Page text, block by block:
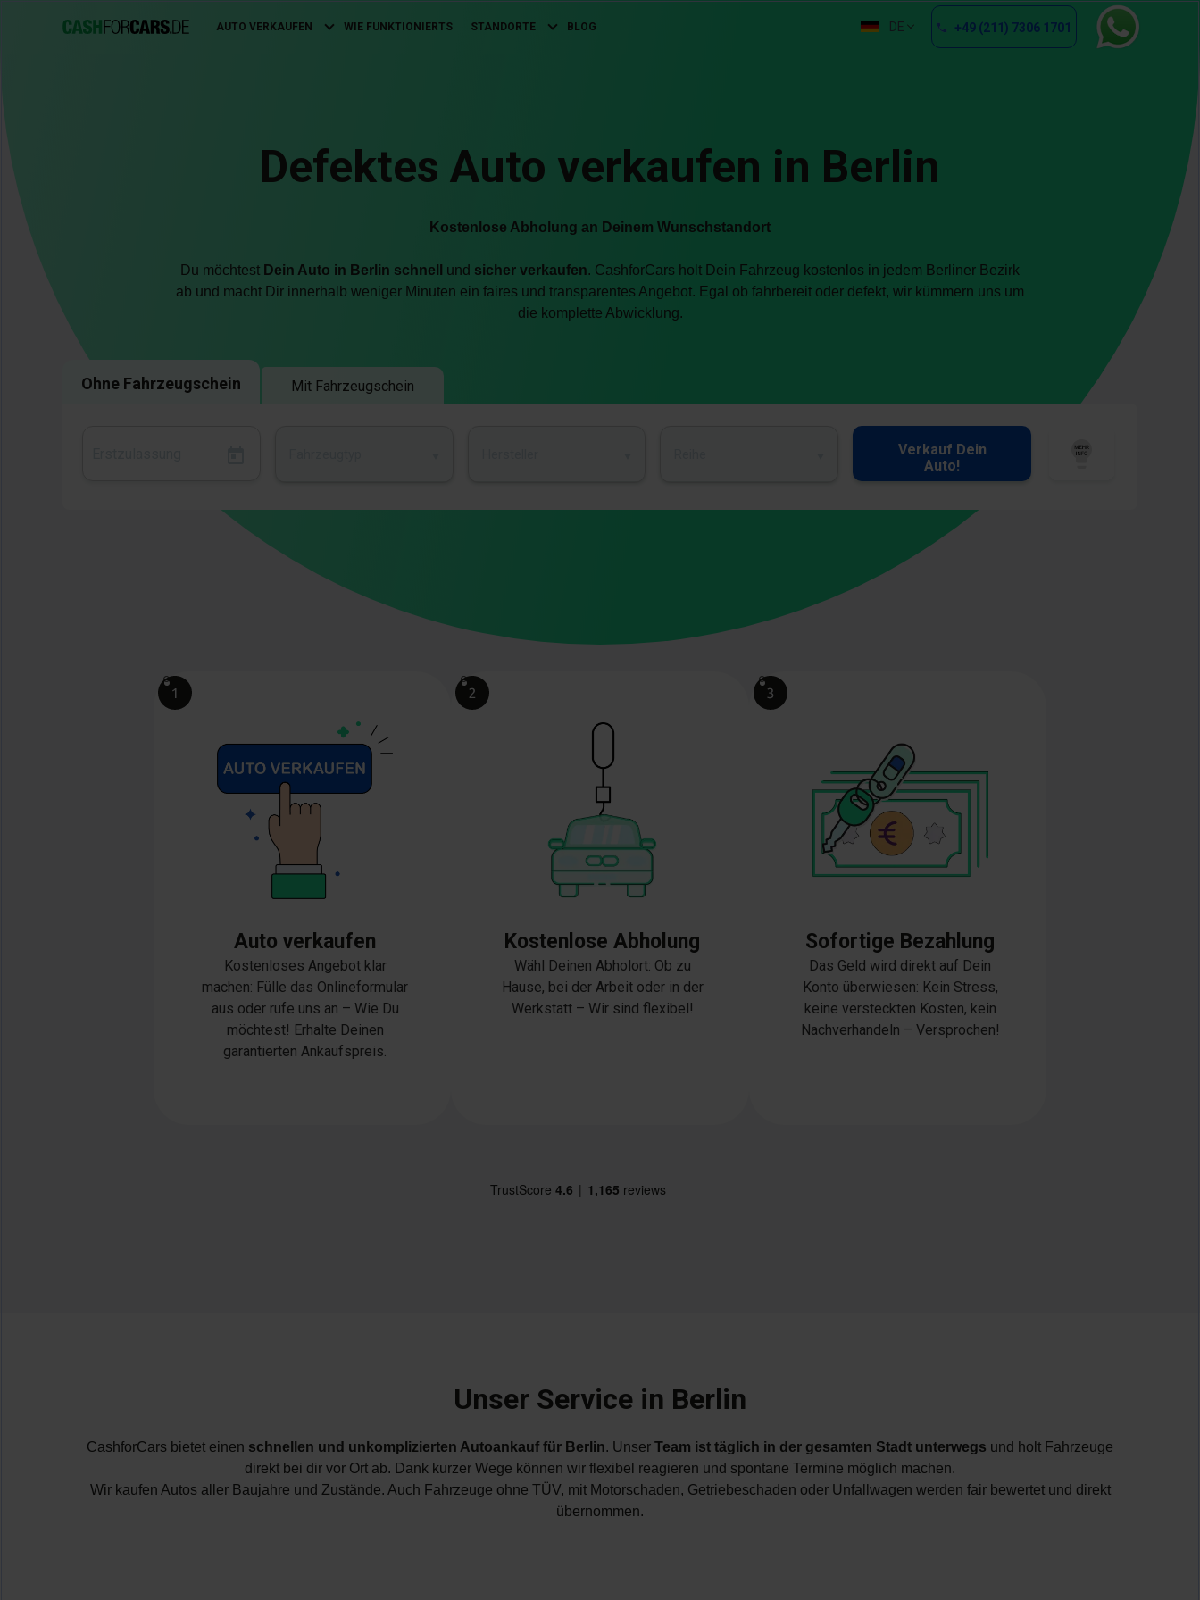
AUTO VERKAUFEN WIE FUNKTIONIERTS STANDORTE BLOG DE +49 (211) 7306 1701
Defektes Auto verkaufen in Berlin
Kostenlose Abholung an Deinem Wunschstandort
Du möchtest Dein Auto in Berlin schnell und sicher verkaufen. CashforCars holt Dein Fahrzeug kostenlos in jedem Berliner Bezirk
ab und macht Dir innerhalb weniger Minuten ein faires und transparentes Angebot. Egal ob fahrbereit oder defekt, wir kümmern uns um
die komplette Abwicklung.
Ohne Fahrzeugschein Mit Fahrzeugschein
Verkauf Dein
Auto!
Auto verkaufen
Kostenloses Angebot klar
machen: Fülle das Onlineformular
aus oder rufe uns an – Wie Du
möchtest! Erhalte Deinen
garantierten Ankaufspreis.
Kostenlose Abholung
Wähl Deinen Abholort: Ob zu
Hause, bei der Arbeit oder in der
Werkstatt – Wir sind flexibel!
Sofortige Bezahlung
Das Geld wird direkt auf Dein
Konto überwiesen: Kein Stress,
keine versteckten Kosten, kein
Nachverhandeln – Versprochen!
Unser Service in Berlin
CashforCars bietet einen schnellen und unkomplizierten Autoankauf für Berlin. Unser Team ist täglich in der gesamten Stadt unterwegs und holt Fahrzeuge
direkt bei dir vor Ort ab. Dank kurzer Wege können wir flexibel reagieren und spontane Termine möglich machen.
Wir kaufen Autos aller Baujahre und Zustände. Auch Fahrzeuge ohne TÜV, mit Motorschaden, Getriebeschaden oder Unfallwagen werden fair bewertet und direkt
übernommen.